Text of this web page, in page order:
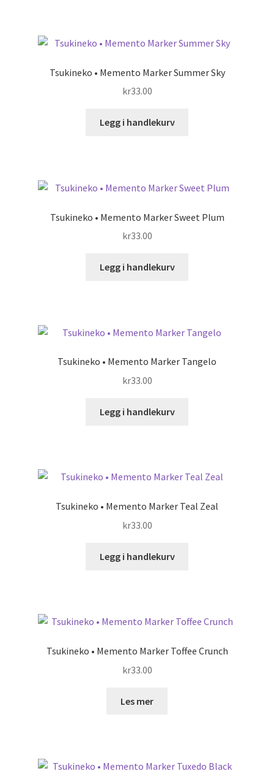
Tsukineko • Memento Marker Summer Sky
kr33.00
Legg i handlekurv
Tsukineko • Memento Marker Sweet Plum
kr33.00
Legg i handlekurv
Tsukineko • Memento Marker Tangelo
kr33.00
Legg i handlekurv
Tsukineko • Memento Marker Teal Zeal
kr33.00
Legg i handlekurv
Tsukineko • Memento Marker Toffee Crunch
kr33.00
Les mer